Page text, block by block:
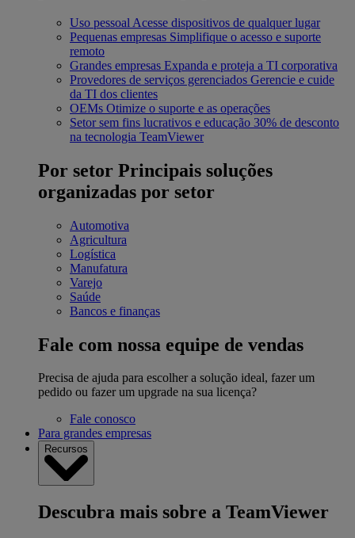
Uso pessoal Acesse dispositivos de qualquer lugar
Pequenas empresas Simplifique o acesso e suporte
remoto
Grandes empresas Expanda e proteja a TI corporativa
Provedores de serviços gerenciados Gerencie e cuide
da TI dos clientes
OEMs Otimize o suporte e as operações
Setor sem fins lucrativos e educação 30% de desconto
na tecnologia TeamViewer
Por setor Principais soluções
organizadas por setor
Automotiva
Agricultura
Logística
Manufatura
Varejo
Saúde
Bancos e finanças
Fale com nossa equipe de vendas
Precisa de ajuda para escolher a solução ideal, fazer um
pedido ou fazer um upgrade na sua licença?
Fale conosco
Para grandes empresas
Recursos
Descubra mais sobre a TeamViewer